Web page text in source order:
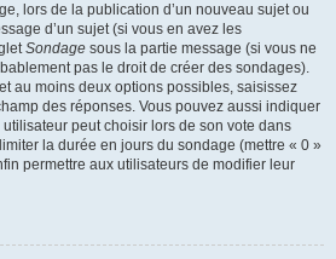
lors de la publication d’un nouveau sujet ou
d’un sujet (si vous en avez les
Sondage sous la partie message (si vous ne
pas le droit de créer des sondages).
au moins deux options possibles, saisissez
des réponses. Vous pouvez aussi indiquer
utilisateur peut choisir lors de son vote dans
la durée en jours du sondage (mettre « 0 »
permettre aux utilisateurs de modifier leur